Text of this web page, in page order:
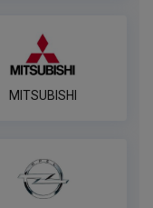
MITSUBISHI